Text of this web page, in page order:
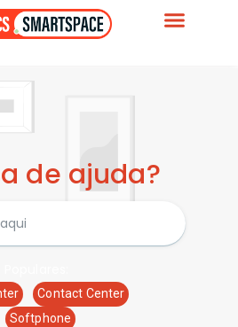
de ajuda?
Contact Center
Softphone